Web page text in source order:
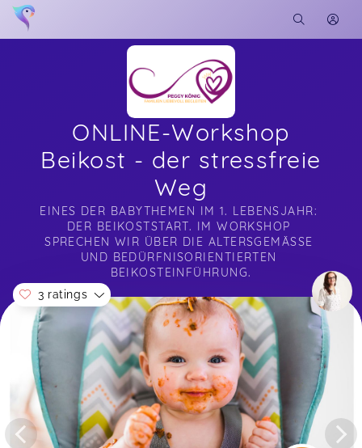
ONLINE-Workshop
Beikost - der stressfreie
Weg
EINES DER BABYTHEMEN IM 1. LEBENSJAHR:
DER BEIKOSTSTART. IM WORKSHOP
SPRECHEN WIR ÜBER DIE ALTERSGEMÄSSE U
ND BEDÜRFNISORIENTIERTEN B
EIKOSTEINFÜHRUNG.
Soon you will learn more about me here...
3 ratings
Das war ein so toller Workshop! Kann ich von
Herzen empfehlen! Danke! 👌👌👌👌👌👌😍😍😍😁
😁😁😁
Andrea,Dec 13
Danke Peggy für die wertvollen Infos und danke